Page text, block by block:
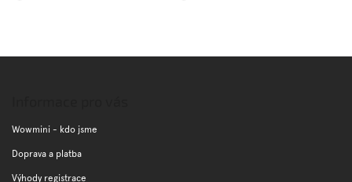
Wowmini - kdo jsme
Doprava a platba
Výhody registrace